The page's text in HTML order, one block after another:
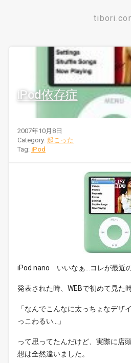
iPod依存症
2007年10月8日
Category: 起こった
Tag: iPod
iPod nano いいなぁ…コレが最近の
発表された時、WEBで初めて見た時
「なんでこんなに太っちょなデザ
っこわるい…」
って思ってたんだけど、実際に店
想は全然違いました。